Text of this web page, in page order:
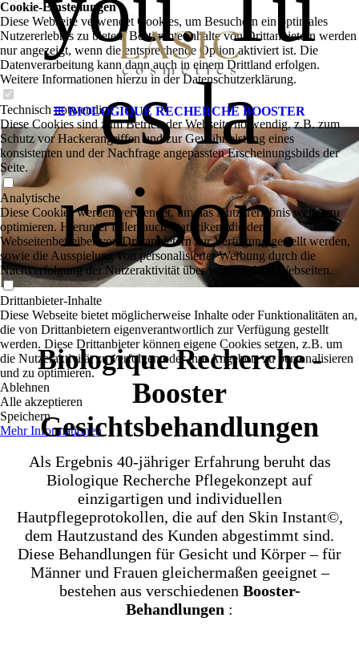
BIOLOGIQUE RECHERCHE BOOSTER
es la
raison.
Biologique Recherche -
Booster
Gesichtsbehandlungen
Als Ergebnis 40-jähriger Erfahrung beruht das
Biologique Recherche Pflegekonzept auf
einzigartigen und individuellen
Hautpflegeprotokollen, die auf den Skin Instant©,
dem Hautzustand des Kunden abgestimmt sind.
Diese Behandlungen für Gesicht und Körper – für
Männer und Frauen gleichermaßen geeignet –
bestehen aus verschiedenen Booster-
Behandlungen :
Cookie-Einstellungen
Diese Webseite verwendet Cookies, um Besuchern ein optimales
Nutzererlebnis zu bieten. Bestimmte Inhalte von Drittanbietern werden
nur angezeigt, wenn die entsprechende Option aktiviert ist. Die
Datenverarbeitung kann dann auch in einem Drittland erfolgen.
Weitere Informationen hierzu in der Datenschutzerklärung.
Technisch notwendige
Diese Cookies sind zum Betrieb der Webseite notwendig, z.B. zum
Schutz vor Hackerangriffen und zur Gewährleistung eines
konsistenten und der Nachfrage angepassten Erscheinungsbilds der
Seite.
Analytische
Diese Cookies werden verwendet, um das Nutzererlebnis weiter zu
optimieren. Hierunter fallen auch Statistiken, die dem
Webseitenbetreiber von Drittanbietern zur Verfügung gestellt werden,
sowie die Ausspielung von personalisierter Werbung durch die
Nachverfolgung der Nutzeraktivität über verschiedene Webseiten.
Drittanbieter-Inhalte
Diese Webseite bietet möglicherweise Inhalte oder Funktionalitäten an,
die von Drittanbietern eigenverantwortlich zur Verfügung gestellt
werden. Diese Drittanbieter können eigene Cookies setzen, z.B. um
die Nutzeraktivität zu verfolgen oder ihre Angebote zu personalisieren
und zu optimieren.
Ablehnen
Alle akzeptieren
Speichern
Mehr Informationen